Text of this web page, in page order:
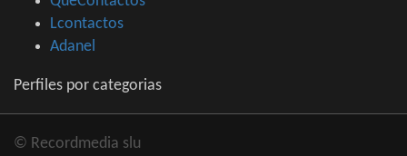
Lcontactos
Adanel
Perfiles por categorias
© Recordmedia slu